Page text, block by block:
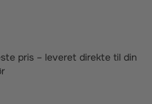
os. Sygeforsikringen
er individuelt opmålt
pris – leveret direkte til din